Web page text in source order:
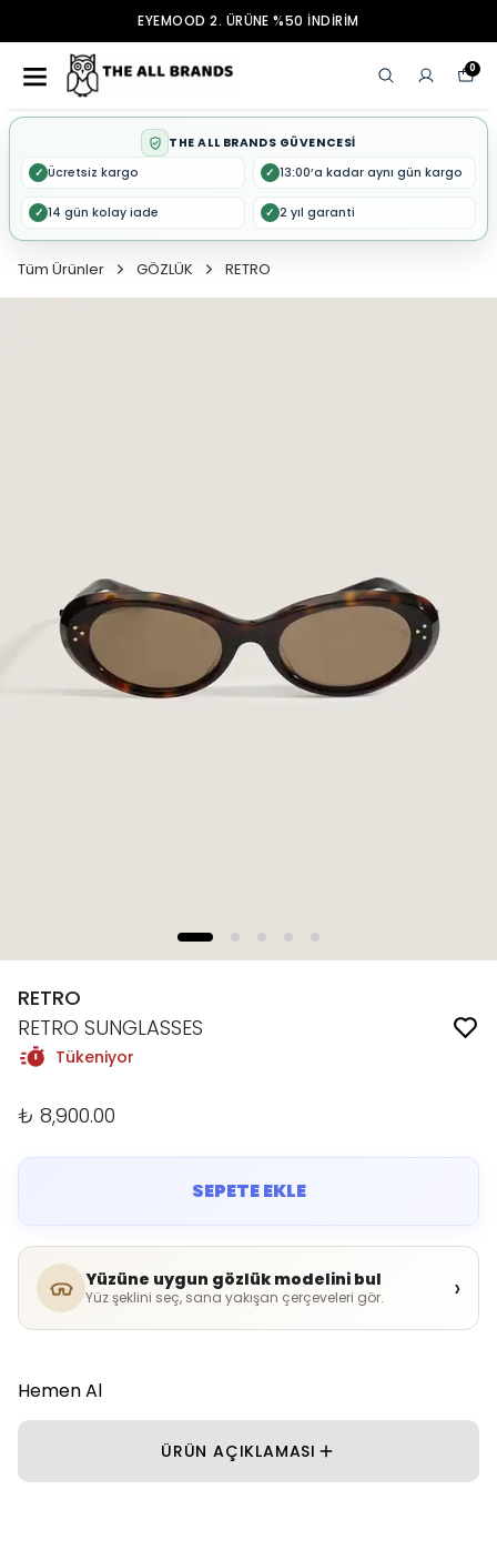
EYEMOOD 2. ÜRÜNE %50 İNDİRİM
0
THE ALL BRANDS GÜVENCESİ
✓ Ücretsiz kargo ✓ 13:00’a kadar aynı gün kargo
✓ 14 gün kolay iade ✓ 2 yıl garanti
Tüm Ürünler GÖZLÜK RETRO
RETRO
RETRO SUNGLASSES
Tükeniyor
₺ 8,900.00
SEPETE EKLE
Yüzüne uygun gözlük modelini bul
Yüz şeklini seç, sana yakışan çerçeveleri gör. ›
Hemen Al
ÜRÜN AÇIKLAMASI